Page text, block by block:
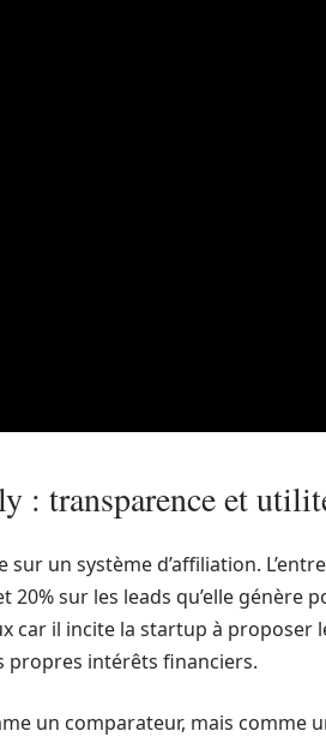
: transparence et
un système d’affiliation.
sur les leads qu’elle génère
car il incite la startup à proposer
propres intérêts financiers.
un comparateur, mais comme